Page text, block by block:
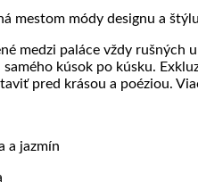
mestom módy designu a
medzi paláce vždy
kúsok po kúsku.
pred krásou a poéziou.
a jazmín